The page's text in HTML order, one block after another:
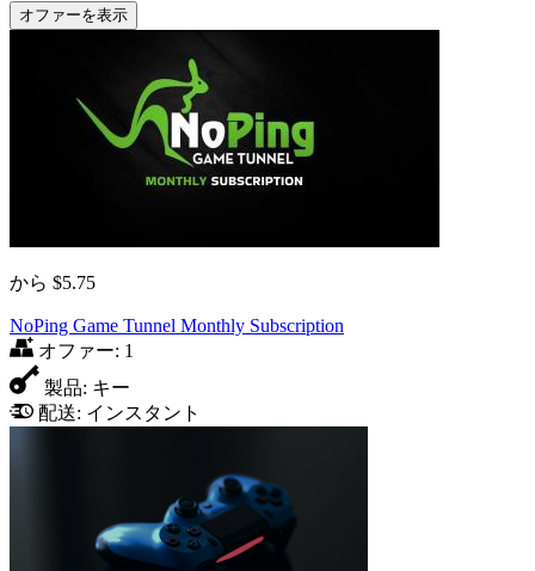
オファーを表示
から $5.75
NoPing Game Tunnel Monthly Subscription
オファー: 1
製品: キー
配送: インスタント